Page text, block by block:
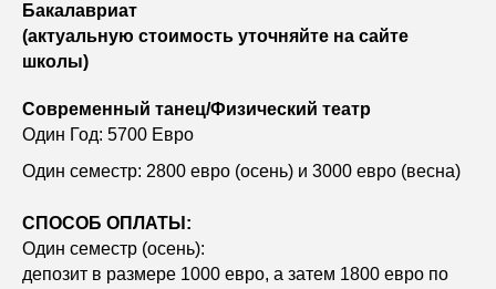
Бакалавриат
(актуальную стоимость уточняйте на сайте
школы)
Современный танец/Физический театр
Один Год: 5700 Евро
Один семестр: 2800 евро (осень) и 3000 евро (весна)
СПОСОБ ОПЛАТЫ:
Один семестр (осень):
депозит в размере 1000 евро, а затем 1800 евро по